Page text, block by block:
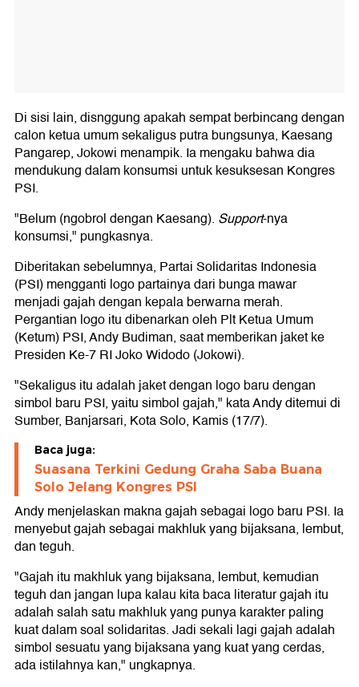
Di sisi lain, disnggung apakah sempat berbincang dengan
calon ketua umum sekaligus putra bungsunya, Kaesang
Pangarep, Jokowi menampik. Ia mengaku bahwa dia
mendukung dalam konsumsi untuk kesuksesan Kongres
PSI.
"Belum (ngobrol dengan Kaesang). Support-nya
konsumsi," pungkasnya.
Diberitakan sebelumnya, Partai Solidaritas Indonesia
(PSI) mengganti logo partainya dari bunga mawar
menjadi gajah dengan kepala berwarna merah.
Pergantian logo itu dibenarkan oleh Plt Ketua Umum
(Ketum) PSI, Andy Budiman, saat memberikan jaket ke
Presiden Ke-7 RI Joko Widodo (Jokowi).
"Sekaligus itu adalah jaket dengan logo baru dengan
simbol baru PSI, yaitu simbol gajah," kata Andy ditemui di
Sumber, Banjarsari, Kota Solo, Kamis (17/7).
Baca juga:
Suasana Terkini Gedung Graha Saba Buana
Solo Jelang Kongres PSI
Andy menjelaskan makna gajah sebagai logo baru PSI. Ia
menyebut gajah sebagai makhluk yang bijaksana, lembut,
dan teguh.
"Gajah itu makhluk yang bijaksana, lembut, kemudian
teguh dan jangan lupa kalau kita baca literatur gajah itu
adalah salah satu makhluk yang punya karakter paling
kuat dalam soal solidaritas. Jadi sekali lagi gajah adalah
simbol sesuatu yang bijaksana yang kuat yang cerdas,
ada istilahnya kan," ungkapnya.